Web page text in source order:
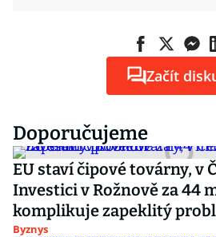
Začít
Doporučujeme
EU staví čipové továrny, v
Investici v Rožnově za 44
komplikuje zapeklitý
Byznys